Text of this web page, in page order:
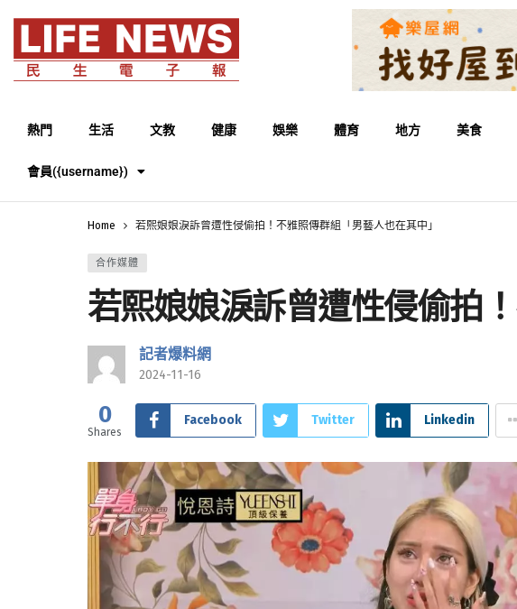
熱門 生活 文教 健康 娛樂 體育 地方 美食
會員({username})
Home 若熙娘娘淚訴曾遭性侵偷拍！不雅照傳群組「男藝人也在其中」
合作媒體
若熙娘娘淚訴曾遭性侵偷拍
記者爆料網
2024-11-16
0
Shares
Facebook Twitter Linkedin